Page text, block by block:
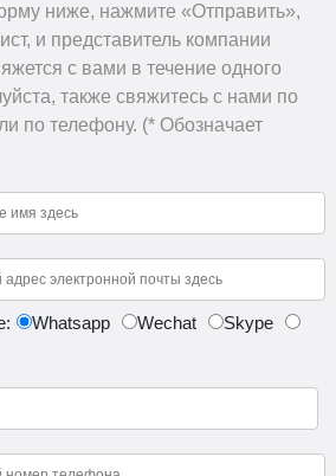
ниже, нажмите «Отправить»,
и представитель компании
с вами в течение одного
также свяжитесь с нами по
по телефону. (* Обозначает
Whatsapp Wechat
Skype